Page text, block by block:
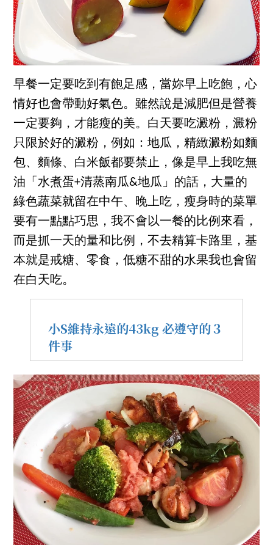
早餐一定要吃到有飽足感，當妳早上吃飽，心
情好也會帶動好氣色。雖然說是減肥但是營養
一定要夠，才能瘦的美。白天要吃澱粉，澱粉
只限於好的澱粉，例如：地瓜，精緻澱粉如麵
包、麵條、白米飯都要禁止，像是早上我吃無
油「水煮蛋+清蒸南瓜&地瓜」的話，大量的
綠色蔬菜就留在中午、晚上吃，瘦身時的菜單
要有一點點巧思，我不會以一餐的比例來看，
而是抓一天的量和比例，不去精算卡路里，基
本就是戒糖、零食，低糖不甜的水果我也會留
在白天吃。
小S維持永遠的43kg 必遵守的３
件事